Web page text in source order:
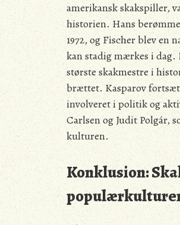
amerikansk skakspiller,
historien. Hans
1972, og Fischer blev en
kan stadig mærkes i dag.
største skakmestre i
brættet. Kasparov
involveret i politik og
Carlsen og Judit Polgár,
kulturen.
Konklusion: